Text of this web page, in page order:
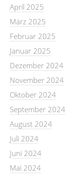
April 2025
März 2025
Februar 2025
Januar 2025
Dezember 2024
November 2024
Oktober 2024
September 2024
August 2024
Juli 2024
Juni 2024
Mai 2024